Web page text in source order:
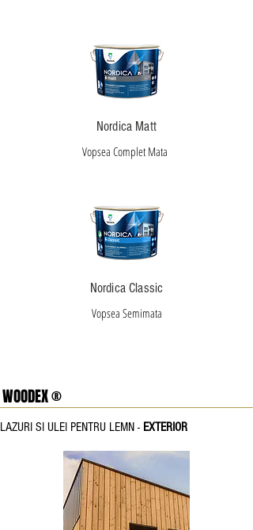
Nordica Matt
Vopsea Complet Mata
Nordica Classic
Vopsea Semimata
WOODEX ®
LAZURI SI ULEI PENTRU LEMN - EXTERIOR